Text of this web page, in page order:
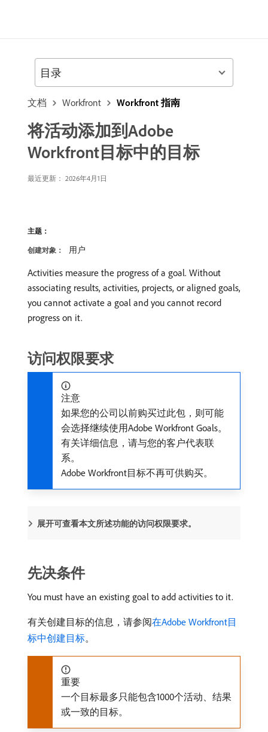
文档 Workfront Workfront 指南
将活动添加到Adobe
Workfront目标中的目标
最近更新： 2026年4月1日
主题：
创建对象： 用户
Activities measure the progress of a goal. Without
associating results, activities, projects, or aligned goals,
you cannot activate a goal and you cannot record
progress on it.
访问权限要求
注意
如果您的公司以前购买过此包，则可能
会选择继续使用Adobe Workfront Goals。
有关详细信息，请与您的客户代表联
系。
Adobe Workfront目标不再可供购买。
展开可查看本文所述功能的访问权限要求。
先决条件
You must have an existing goal to add activities to it.
有关创建目标的信息，请参阅在Adobe Workfront目
标中创建目标。
重要
一个目标最多只能包含1000个活动、结果
或一致的目标。
目录